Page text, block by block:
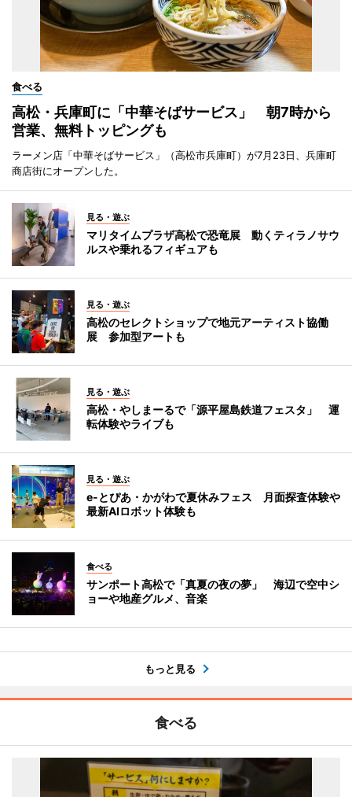
食べる
高松・兵庫町に「中華そばサービス」 朝7時から
営業、無料トッピングも
ラーメン店「中華そばサービス」（高松市兵庫町）が7月23日、兵庫町
商店街にオープンした。
見る・遊ぶ
マリタイムプラザ高松で恐竜展 動くティラノサウ
ルスや乗れるフィギュアも
見る・遊ぶ
高松のセレクトショップで地元アーティスト協働
展 参加型アートも
見る・遊ぶ
高松・やしまーるで「源平屋島鉄道フェスタ」 運
転体験やライブも
見る・遊ぶ
e-とぴあ・かがわで夏休みフェス 月面探査体験や
最新AIロボット体験も
食べる
サンポート高松で「真夏の夜の夢」 海辺で空中シ
ョーや地産グルメ、音楽
もっと見る
食べる